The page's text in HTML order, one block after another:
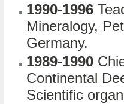
1990-1996
Mineralogy,
Germany.
1989-1990
Continental
Scientific